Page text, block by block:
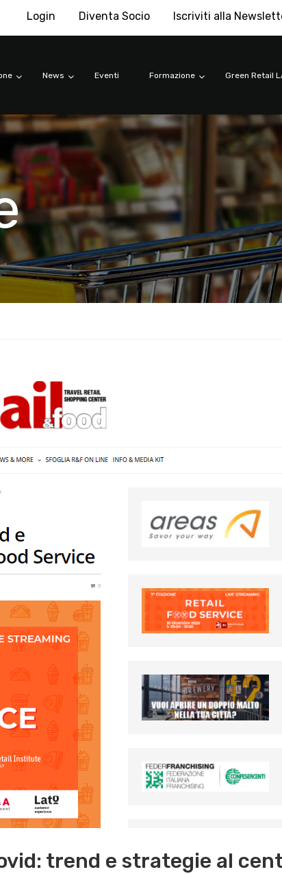
Login Diventa Socio Iscriviti alla
News Eventi Formazione Green Retail
trend e strategie al